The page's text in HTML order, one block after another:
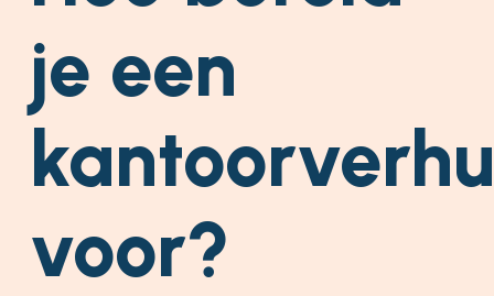
je een
voor?